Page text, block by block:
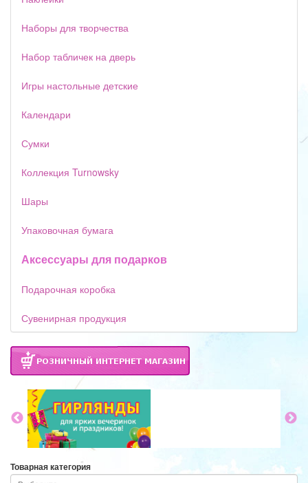
Наборы для творчества
Набор табличек на дверь
Игры настольные детские
Календари
Сумки
Коллекция Turnowsky
Шары
Упаковочная бумага
Аксессуары для подарков
Подарочная коробка
Сувенирная продукция
Товарная категория